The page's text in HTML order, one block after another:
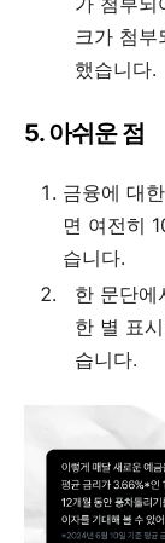
크가 첨부
했습니다.
5. 아쉬운 점
금융에 대
면 여전히
습니다.
한 문단에
한 별 표
습니다.